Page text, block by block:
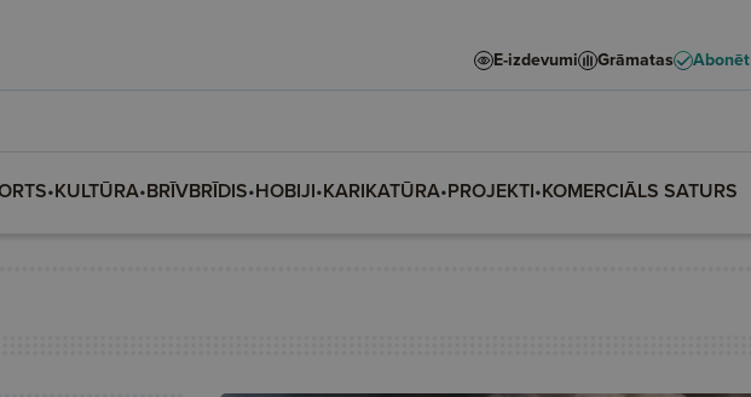
E-izdevumi Grāmatas Abonēt
•KULTŪRA•BRĪVBRĪDIS•HOBIJI•KARIKATŪRA•PROJEKTI•KOMERCIĀLS SATURS